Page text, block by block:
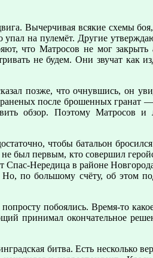
Вычерчивая всякие схемы
на пулемёт. Другие
что Матросов не мог закрыть
не будем. Они звучат как
позже, что очнувшись, он
после брошенных гранат
обзор. Поэтому Матросов и
чтобы батальон
был первым, кто совершил
Спас-Нередица в районе
по большому счёту, об этом
побоялись. Время-то
принимал окончательное
битва. Есть несколько